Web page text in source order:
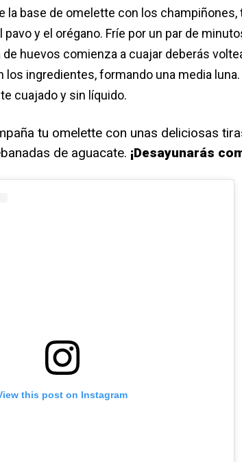
la base de omelette con los champiñones,
pavo y el orégano. Fríe por un par de
huevos comienza a cuajar deberás
los ingredientes, formando una media
cuajado y sin líquido.
tu omelette con unas deliciosas
de aguacate. ¡Desayunarás
this post on Instagram